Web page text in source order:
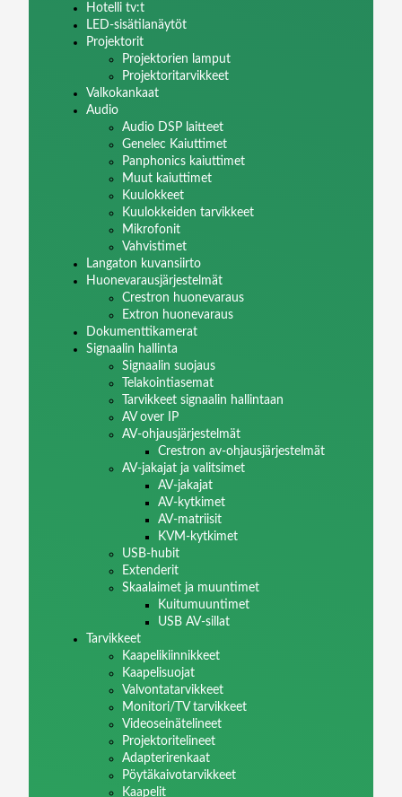
Hotelli tv:t
LED-sisätilanäytöt
Projektorit
Projektorien lamput
Projektoritarvikkeet
Valkokankaat
Audio
Audio DSP laitteet
Genelec Kaiuttimet
Panphonics kaiuttimet
Muut kaiuttimet
Kuulokkeet
Kuulokkeiden tarvikkeet
Mikrofonit
Vahvistimet
Langaton kuvansiirto
Huonevarausjärjestelmät
Crestron huonevaraus
Extron huonevaraus
Dokumenttikamerat
Signaalin hallinta
Signaalin suojaus
Telakointiasemat
Tarvikkeet signaalin hallintaan
AV over IP
AV-ohjausjärjestelmät
Crestron av-ohjausjärjestelmät
AV-jakajat ja valitsimet
AV-jakajat
AV-kytkimet
AV-matriisit
KVM-kytkimet
USB-hubit
Extenderit
Skaalaimet ja muuntimet
Kuitumuuntimet
USB AV-sillat
Tarvikkeet
Kaapelikiinnikkeet
Kaapelisuojat
Valvontatarvikkeet
Monitori/TV tarvikkeet
Videoseinätelineet
Projektoritelineet
Adapterirenkaat
Pöytäkaivotarvikkeet
Kaapelit